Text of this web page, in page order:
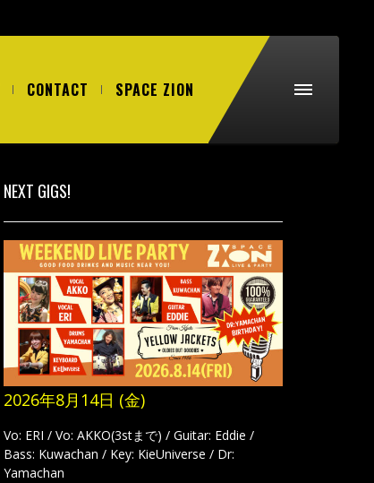
CONTACT SPACE ZION
NEXT GIGS!
2026年8月14日 (金)
Vo: ERI / Vo: AKKO(3stまで) / Guitar: Eddie /
Bass: Kuwachan / Key: KieUniverse / Dr:
Yamachan